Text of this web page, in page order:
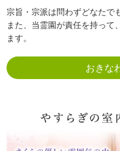
宗旨・宗派は問わずどなたで
また、当霊園が責任を持って
ます。
おきな